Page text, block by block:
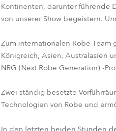
Kontinenten, darunter führende
von unserer Show begeistern.
Zum internationalen Robe-Team
Königreich, Asien, Australasien
NRG (Next Robe Generation) -
Zwei ständig besetzte
Technologien von Robe und
In den letzten beiden Stunden